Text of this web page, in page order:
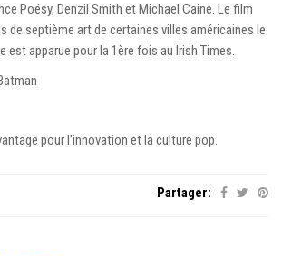
Poésy, Denzil Smith et Michael Caine. Le film
de septième art de certaines villes américaines le
est apparue pour la 1ère fois au Irish Times.
pour l’innovation et la culture pop.
Partager: